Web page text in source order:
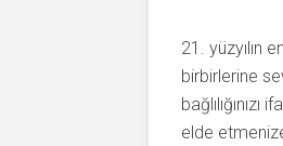
21. yüzyılın
birbirlerine
elde